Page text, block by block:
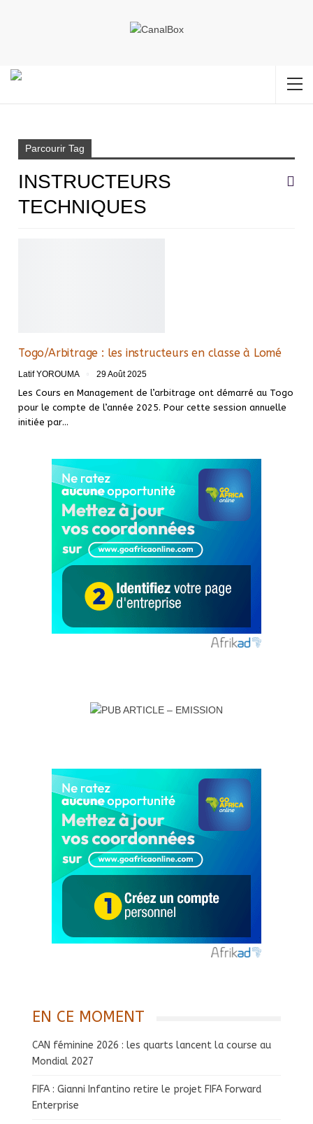
Parcourir Tag
INSTRUCTEURS
TECHNIQUES
Togo/Arbitrage : les instructeurs en classe à Lomé
Latif YOROUMA 29 Août 2025
Les Cours en Management de l’arbitrage ont démarré au Togo
pour le compte de l’année 2025. Pour cette session annuelle
initiée par…
EN CE MOMENT
CAN féminine 2026 : les quarts lancent la course au
Mondial 2027
FIFA : Gianni Infantino retire le projet FIFA Forward
Enterprise